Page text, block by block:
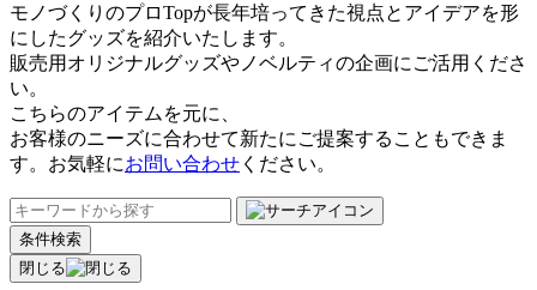
モノづくりのプロTopが長年培ってきた視点とアイデアを形
にしたグッズを紹介いたします。
販売用オリジナルグッズやノベルティの企画にご活用くださ
い。
こちらのアイテムを元に、
お客様のニーズに合わせて新たにご提案することもできま
す。お気軽にお問い合わせ ください。
条件検索
閉じる